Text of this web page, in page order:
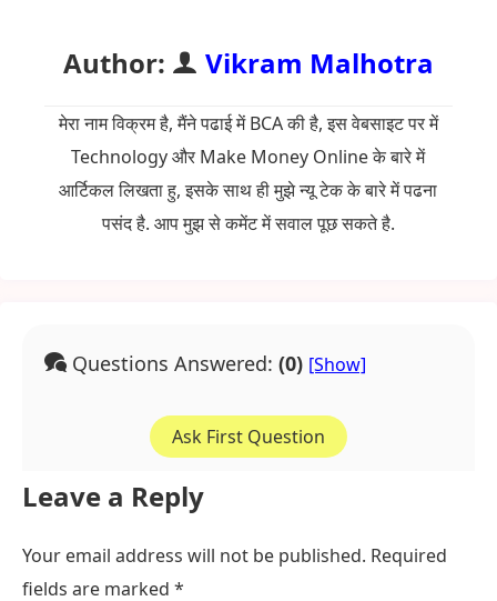
Author: Vikram Malhotra
मेरा नाम विक्रम है, मैंने पढाई में BCA की है, इस वेबसाइट पर में
Technology और Make Money Online के बारे में
आर्टिकल लिखता हु, इसके साथ ही मुझे न्यू टेक के बारे में पढना
पसंद है. आप मुझ से कमेंट में सवाल पूछ सकते है.
Questions Answered: (0)
Ask First Question
Leave a Reply
Your email address will not be published. Required
fields are marked *